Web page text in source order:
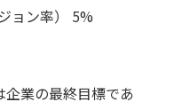
ョン率） 5%
企業の最終目標であ